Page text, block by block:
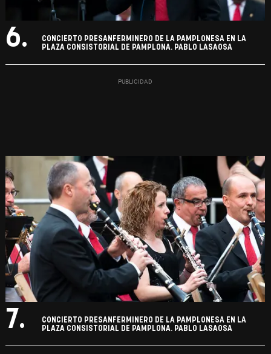
6.
CONCIERTO PRESANFERMINERO DE LA PAMPLONESA EN LA
PLAZA CONSISTORIAL DE PAMPLONA. PABLO LASAOSA
7.
CONCIERTO PRESANFERMINERO DE LA PAMPLONESA EN LA
PLAZA CONSISTORIAL DE PAMPLONA. PABLO LASAOSA